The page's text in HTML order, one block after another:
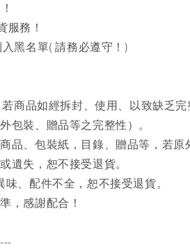
服務！
黑名單( 請務必遵守！)
商品如經拆封、使用、以致缺乏
包裝、贈品等之完整性）。
品、包裝紙，目錄、贈品等，若
遺失，恕不接受退貨。
、配件不全，恕不接受退貨。
，感謝配合！